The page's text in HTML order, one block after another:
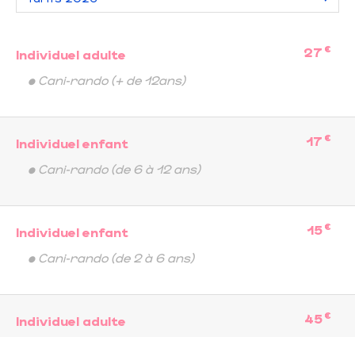
Individuel adulte 27 €
• Cani-rando (+ de 12ans)
Individuel enfant 17 €
• Cani-rando (de 6 à 12 ans)
Individuel enfant 15 €
• Cani-rando (de 2 à 6 ans)
Individuel adulte 45 €